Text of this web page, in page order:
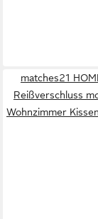
matches21
Reißverschluss
Wohnzimmer